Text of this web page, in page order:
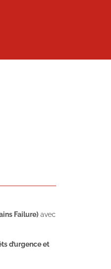
Failure)avec
d’urgence et